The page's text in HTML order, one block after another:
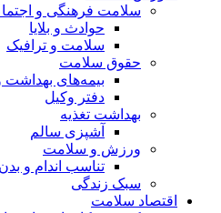
سلامت فرهنگی و
حوادث و بلایا
سلامت و ترافیک
حقوق سلامت
بیمه‌های بهداشت
دفتر وکیل
بهداشت تغذیه
آشپزی سالم
ورزش و سلامت
تناسب اندام و
سبک زندگی
اقتصاد سلامت